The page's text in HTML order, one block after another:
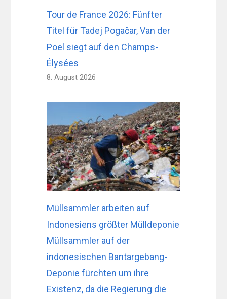
Tour de France 2026: Fünfter
Titel für Tadej Pogačar, Van der
Poel siegt auf den Champs-
Élysées
8. August 2026
Müllsammler arbeiten auf
Indonesiens größter Mülldeponie
Müllsammler auf der
indonesischen Bantargebang-
Deponie fürchten um ihre
Existenz, da die Regierung die